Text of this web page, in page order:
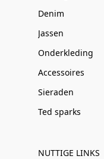
Denim
Jassen
Onderkleding
Accessoires
Sieraden
Ted sparks
NUTTIGE LINKS